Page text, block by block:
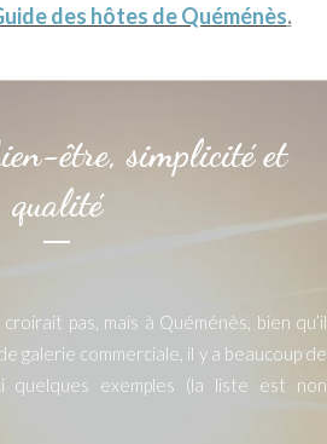
des hôtes de Quéménès.
être, simplicité et
qualité
pas, mais à Quéménès, bien qu’il
galerie commerciale, il y a beaucoup de
exemples (la liste est non